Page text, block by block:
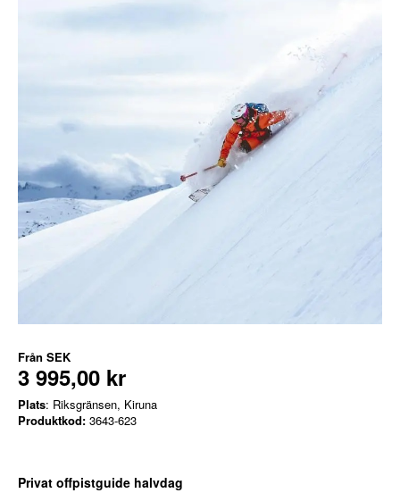
Från SEK
3 995,00 kr
Plats: Riksgränsen, Kiruna
Produktkod: 3643-623
Privat offpistguide halvdag